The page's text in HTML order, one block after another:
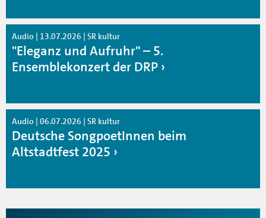
Audio | 13.07.2026 | SR kultur
"Eleganz und Aufruhr" – 5.
Ensemblekonzert der DRP
Audio | 06.07.2026 | SR kultur
Deutsche SongpoetInnen beim
Altstadtfest 2025